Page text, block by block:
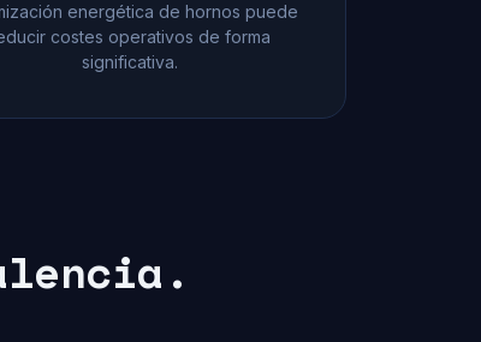
energética de hornos puede
costes operativos de forma
significativa.